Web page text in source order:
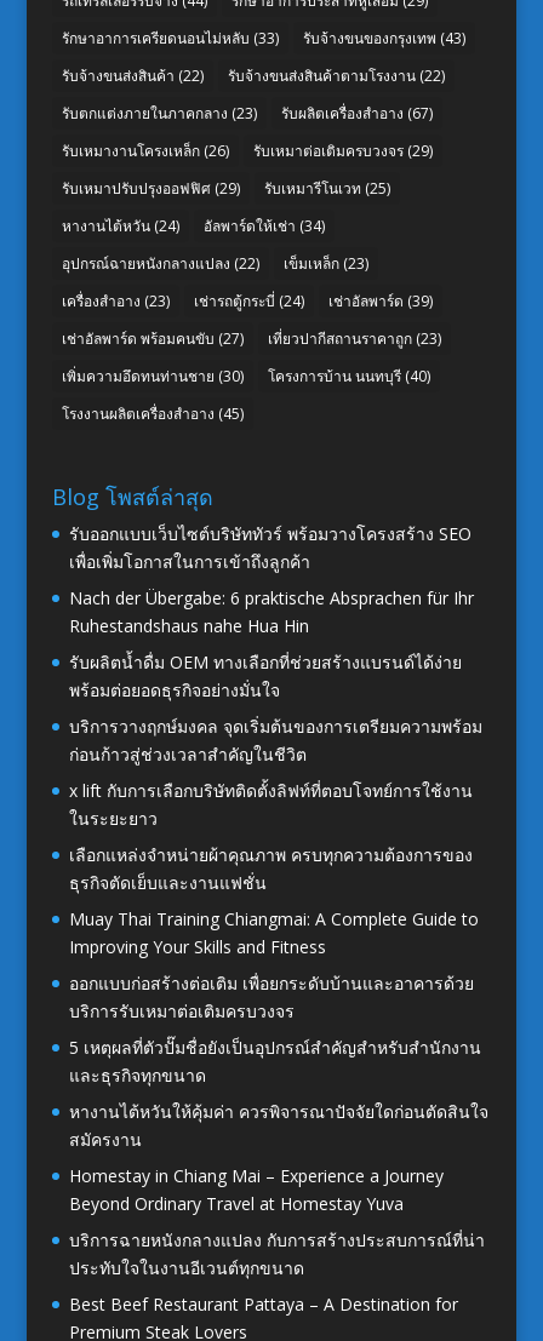
รักษาอาการเครียดนอนไม่หลับ (33) รับจ้างขนของกรุงเทพ (43)
รับจ้างขนส่งสินค้า (22) รับจ้างขนส่งสินค้าตามโรงงาน(22)
รับตกแต่งภายในภาคกลาง (23) รับผลิตเครื่องสำอาง (67)
รับเหมางานโครงเหล็ก(26) รับเหมาต่อเติมครบวงจร(29)
รับเหมาปรับปรุงออฟฟิศ(29) รับเหมารีโนเวท (25)
หางานไต้หวัน(24) อัลพาร์ดให้เช่า (34)
อุปกรณ์ฉายหนังกลางแปลง (22) เข็มเหล็ก(23)
เครื่องสำอาง (23) เช่ารถตู้กระบี่ (24) เช่าอัลพาร์ด (39)
เช่าอัลพาร์ด พร้อมคนขับ (27) เที่ยวปากีสถานราคาถูก(23)
เพิ่มความอึดทนท่านชาย (30) โครงการบ้าน นนทบุรี(40)
โรงงานผลิตเครื่องสำอาง (45)
Blog โพสต์ล่าสุด
รับออกแบบเว็บไซต์บริษัททัวร์ พร้อมวางโครงสร้าง SEO
เพื่อเพิ่มโอกาสในการเข้าถึงลูกค้า
Nach der Übergabe: 6 praktische Absprachen für Ihr
Ruhestandshaus nahe Hua Hin
รับผลิตน้ำดื่ม OEM ทางเลือกที่ช่วยสร้างแบรนด์ได้ง่าย
พร้อมต่อยอดธุรกิจอย่างมั่นใจ
บริการวางฤกษ์มงคล จุดเริ่มต้นของการเตรียมความพร้อม
ก่อนก้าวสู่ช่วงเวลาสำคัญในชีวิต
x lift กับการเลือกบริษัทติดตั้งลิฟท์ที่ตอบโจทย์การใช้งาน
ในระยะยาว
เลือกแหล่งจำหน่ายผ้าคุณภาพ ครบทุกความต้องการของ
ธุรกิจตัดเย็บและงานแฟชั่น
Muay Thai Training Chiangmai: A Complete Guide to
Improving Your Skills and Fitness
ออกแบบก่อสร้างต่อเติม เพื่อยกระดับบ้านและอาคารด้วย
บริการรับเหมาต่อเติมครบวงจร
5 เหตุผลที่ตัวปั๊มชื่อยังเป็นอุปกรณ์สำคัญสำหรับสำนักงาน
และธุรกิจทุกขนาด
หางานไต้หวันให้คุ้มค่า ควรพิจารณาปัจจัยใดก่อนตัดสินใจ
สมัครงาน
Homestay in Chiang Mai – Experience a Journey
Beyond Ordinary Travel at Homestay Yuva
บริการฉายหนังกลางแปลง กับการสร้างประสบการณ์ที่น่า
ประทับใจในงานอีเวนต์ทุกขนาด
Best Beef Restaurant Pattaya – A Destination for
Premium Steak Lovers